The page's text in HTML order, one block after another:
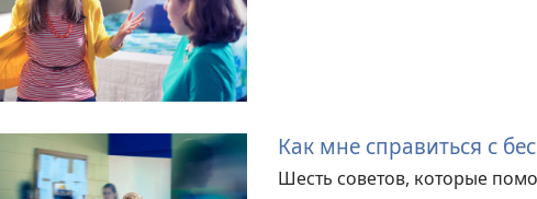
Как мне справиться с
Шесть советов, которые